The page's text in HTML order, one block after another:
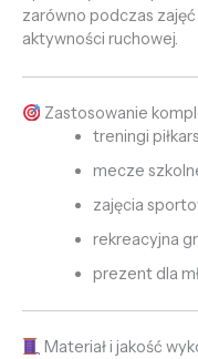
zarówno podczas zajęć
aktywności ruchowej.
Zastosowanie
treningi
mecze
zajęcia
rekreacyjna
prezent dla
Materiał i jakość